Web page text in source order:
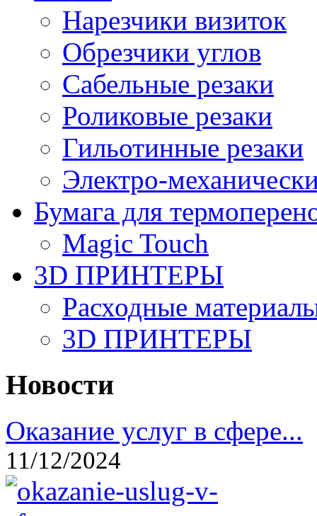
Нарезчики визиток
Обрезчики углов
Сабельные резаки
Роликовые резаки
Гильотинные резаки
Электро-
Бумага для
Magic Touch
3D ПРИНТЕРЫ
Расходные
3D ПРИНТЕРЫ
Новости
Оказание услуг в сфере...
11/12/2024